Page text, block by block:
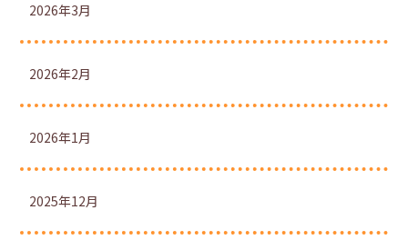
2026年3月
2026年2月
2026年1月
2025年12月